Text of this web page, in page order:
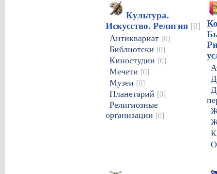
Культура.
Искусство. Религия [0]
Антиквариат [0]
Библиотеки [0]
Киностудии [0]
Мечети [0]
Музеи [0]
Планетарий [0]
Религиозные
организации [0]